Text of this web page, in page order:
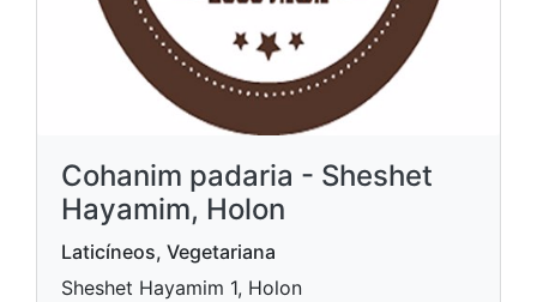
Cohanim padaria - Sheshet
Hayamim, Holon
Laticíneos, Vegetariana
Sheshet Hayamim 1, Holon